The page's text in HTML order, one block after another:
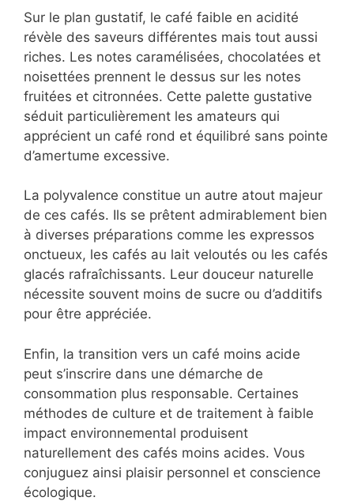
Sur le plan gustatif, le café faible en acidité
révèle des saveurs différentes mais tout aussi
riches. Les notes caramélisées, chocolatées et
noisettées prennent le dessus sur les notes
fruitées et citronnées. Cette palette gustative
séduit particulièrement les amateurs qui
apprécient un café rond et équilibré sans pointe
d’amertume excessive.
La polyvalence constitue un autre atout majeur
de ces cafés. Ils se prêtent admirablement bien
à diverses préparations comme les expressos
onctueux, les cafés au lait veloutés ou les cafés
glacés rafraîchissants. Leur douceur naturelle
nécessite souvent moins de sucre ou d’additifs
pour être appréciée.
Enfin, la transition vers un café moins acide
peut s’inscrire dans une démarche de
consommation plus responsable. Certaines
méthodes de culture et de traitement à faible
impact environnemental produisent
naturellement des cafés moins acides. Vous
conjuguez ainsi plaisir personnel et conscience
écologique.